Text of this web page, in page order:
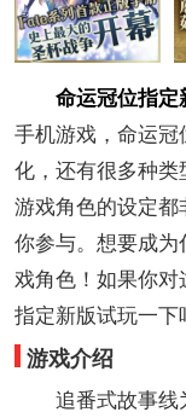
命运冠位指定
手机游戏，命运
化，还有很多种类
游戏角色的设定都
你参与。想要成
戏角色！如果你对
指定新版试玩一下
游戏介绍
追番式故事线为